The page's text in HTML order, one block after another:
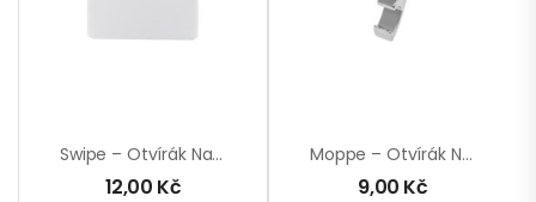
Swipe – Otvírák Na Láhve
12,00 Kč
Moppe – Otvírák Na Láhve
9,00 Kč